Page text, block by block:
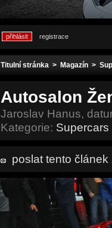
registrace
Titulní stránka > Magazín >
Autosalon
Jaroslav Hanus,
Kategorie: Supercars
poslat tento